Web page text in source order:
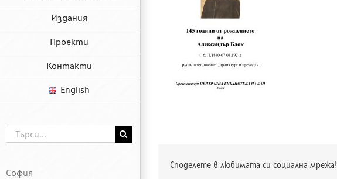
Издания
Проекти
Контакти
English
София
Търсене
...
Споделете в любимата си социална мрежа!